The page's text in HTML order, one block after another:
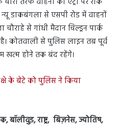
डाकबंगला से एसपी रोड में वाहनों
से गांधी मैदान चिल्ड्रन पार्क
कोतवाली से पुलिस लाइन तब पूर्व
खत्म होने तक बंद रहेंगे।
के बेटे को पुलिस ने किया
बॉलीवुड, राष्ट्र, बिज़नेस, ज्योतिष,